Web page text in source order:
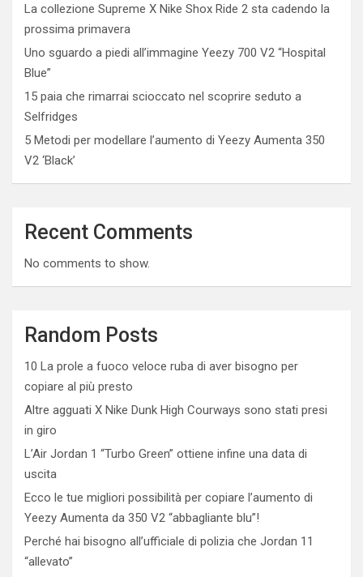
La collezione Supreme X Nike Shox Ride 2 sta cadendo la
prossima primavera
Uno sguardo a piedi all’immagine Yeezy 700 V2 “Hospital
Blue”
15 paia che rimarrai scioccato nel scoprire seduto a
Selfridges
5 Metodi per modellare l’aumento di Yeezy Aumenta 350
V2 ‘Black’
Recent Comments
No comments to show.
Random Posts
10 La prole a fuoco veloce ruba di aver bisogno per
copiare al più presto
Altre agguati X Nike Dunk High Courways sono stati presi
in giro
L’Air Jordan 1 “Turbo Green” ottiene infine una data di
uscita
Ecco le tue migliori possibilità per copiare l’aumento di
Yeezy Aumenta da 350 V2 “abbagliante blu”!
Perché hai bisogno all’ufficiale di polizia che Jordan 11
“allevato”